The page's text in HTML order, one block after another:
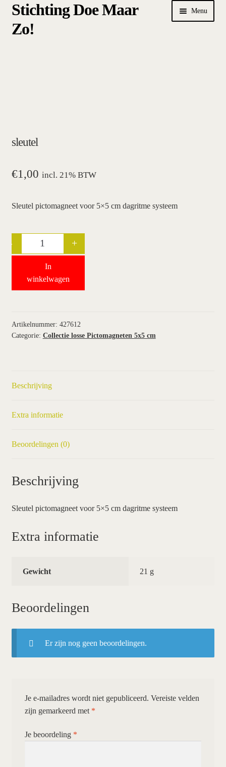
Ga
naar
Ga
de
Stichting Doe Maar
Zo!
Menu
bestellen
hoe werkt een plansysteem
wie wij zijn / contact
winkel
sleutel
€1,00 incl. 21% BTW
Sleutel pictomagneet voor 5×5 cm dagritme systeem
Quantity
- +
In
winkelwagen
Artikelnummer: 427612
Categorie: Collectie losse Pictomagneten 5x5 cm
Beschrijving
Extra informatie
Beoordelingen (0)
Beschrijving
Sleutel pictomagneet voor 5×5 cm dagritme systeem
Extra informatie
Gewicht 21 g
Beoordelingen
Er zijn nog geen beoordelingen.
Je e-mailadres wordt niet gepubliceerd. Vereiste velden
zijn gemarkeerd met *
Je beoordeling *